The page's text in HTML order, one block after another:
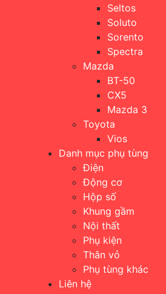
Seltos
Soluto
Sorento
Spectra
Mazda
BT-50
CX5
Mazda 3
Toyota
Vios
Danh mục phụ tùng
Điện
Động cơ
Hộp số
Khung gầm
Nội thất
Phụ kiện
Thân vỏ
Phụ tùng khác
Liên hệ